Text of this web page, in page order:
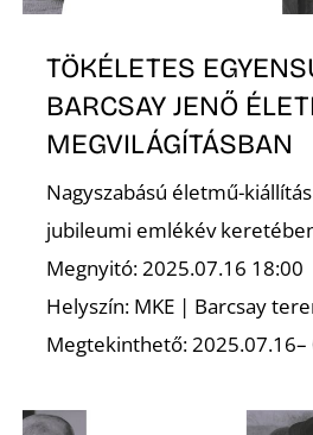
TÖKÉLETES
BARCSAY JENŐ
MEGVILÁGÍTÁSBAN
Nagyszabású életmű-
jubileumi emlékév
Megnyitó: 2025.07.16 18:00
Helyszín: MKE | Barcsay
Megtekinthető: 2025.07.16–